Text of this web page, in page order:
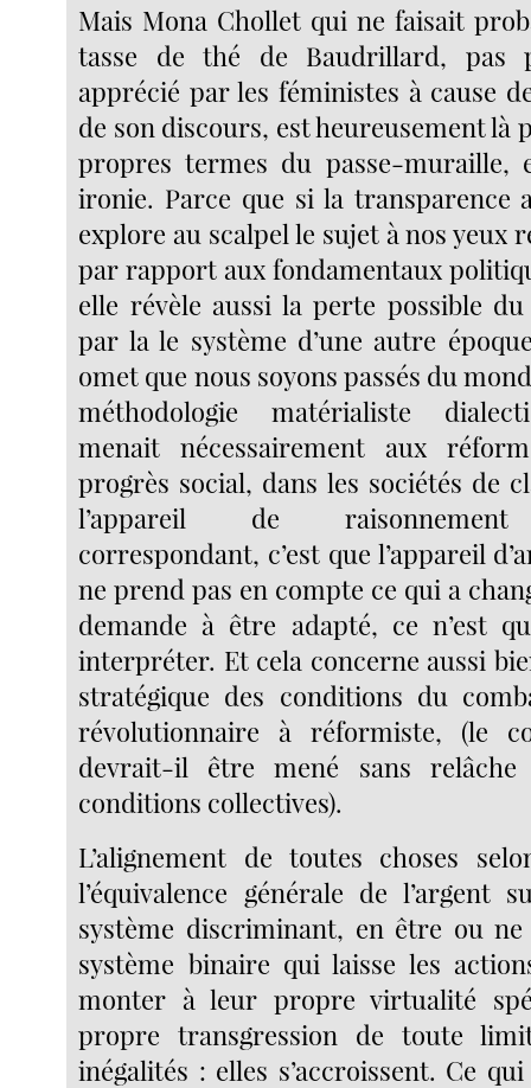
Mais Mona Chollet qui ne faisait
tasse de thé de Baudrillard, pas
apprécié par les féministes à cause
de son discours, est heureusement là
propres termes du passe-muraille,
ironie. Parce que si la transparence
explore au scalpel le sujet à nos yeux
par rapport aux fondamentaux
elle révèle aussi la perte possible
par la le système d’une autre
omet que nous soyons passés du
méthodologie matérialiste
menait nécessairement aux
progrès social, dans les sociétés de
l’appareil de raisonnement
correspondant, c’est que l’appareil
ne prend pas en compte ce qui a
demande à être adapté, ce n’est
interpréter. Et cela concerne aussi
stratégique des conditions du
révolutionnaire à réformiste, (le
devrait-il être mené sans relâche
conditions collectives).
L’alignement de toutes choses
l’équivalence générale de l’argent
système discriminant, en être ou
système binaire qui laisse les
monter à leur propre virtualité
propre transgression de toute
inégalités : elles s’accroissent. Ce